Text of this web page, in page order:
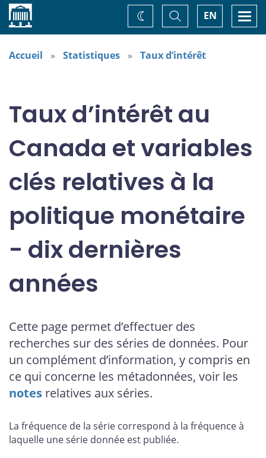
Accueil EN
Basculer
la
recherche
Changez
de
thème
Accueil Statistiques Taux d’intérêt
Taux d’intérêt au
Canada et variables
clés relatives à la
politique monétaire
- dix dernières
années
Cette page permet d’effectuer des
recherches sur des séries de données. Pour
un complément d’information, y compris en
ce qui concerne les métadonnées, voir les
notes relatives aux séries.
La fréquence de la série correspond à la fréquence à
laquelle une série donnée est publiée.